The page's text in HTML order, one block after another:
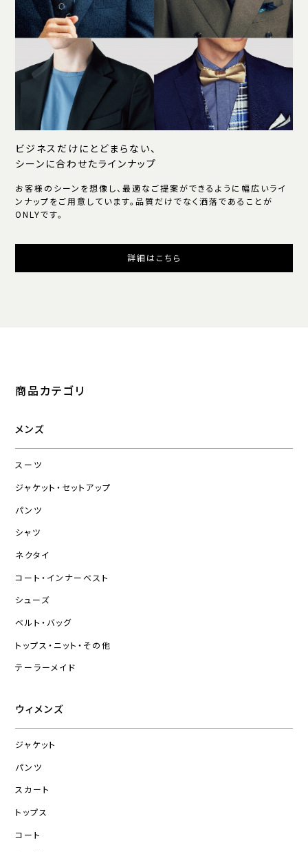
ビジネスだけにとどまらない、
シーンに合わせたラインナップ
お客様のシーンを想像し、最適なご提案ができるように幅広いライ
ンナップをご用意しています。品質だけでなく洒落であることが
ONLYです。
詳細はこちら
商品カテゴリ
メンズ
スーツ
ジャケット・セットアップ
パンツ
シャツ
ネクタイ
コート・インナーベスト
シューズ
ベルト・バッグ
トップス・ニット・その他
テーラーメイド
ウィメンズ
ジャケット
パンツ
スカート
トップス
コート